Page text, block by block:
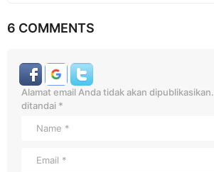
6 COMMENTS
Alamat email Anda tidak akan dipublikasikan.
ditandai *